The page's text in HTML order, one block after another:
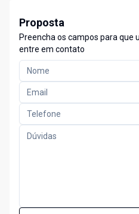
Proposta
Preencha os campos para que
entre em contato